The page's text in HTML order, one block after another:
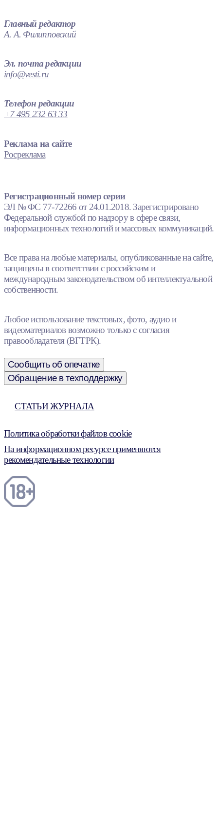
Главный редактор
А. А. Филипповский
Эл. почта редакции
info@vesti.ru
Телефон редакции
+7 495 232 63 33
Реклама на сайте
Росреклама
Регистрационный номер серии
ЭЛ № ФС 77-72266 от 24.01.2018. Зарегистрировано
Федеральной службой по надзору в сфере связи,
информационных технологий и массовых коммуникаций.
Все права на любые материалы, опубликованные на сайте,
защищены в соответствии с российским и
международным законодательством об интеллектуальной
собственности.
Любое использование текстовых, фото, аудио и
видеоматериалов возможно только с согласия
правообладателя (ВГТРК).
Сообщить об опечатке
Обращение в техподдержку
СТАТЬИ ЖУРНАЛА
Политика обработки файлов cookie
На информационном ресурсе применяются
рекомендательные технологии